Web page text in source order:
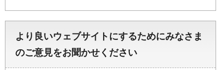
より良いウェブサイトにするためにみなさま
のご意見をお聞かせください